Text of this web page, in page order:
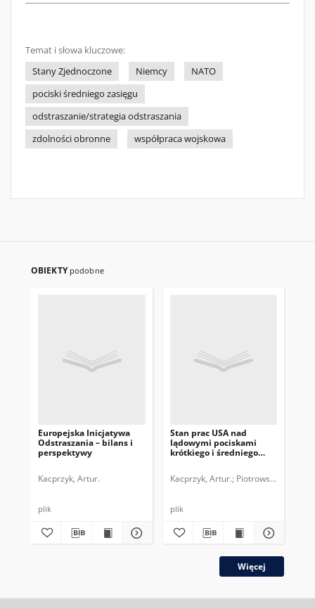
Temat i słowa kluczowe:
Stany Zjednoczone
Niemcy
NATO
pociski średniego zasięgu
odstraszanie/strategia odstraszania
zdolności obronne
współpraca wojskowa
OBIEKTY podobne
Europejska Inicjatywa
Odstraszania – bilans i
perspektywy
Kacprzyk, Artur.
plik
Stan prac USA nad
lądowymi pociskami
krótkiego i średniego
Kacprzyk, Artur. Piotrowski, Marcin
plik
Więcej